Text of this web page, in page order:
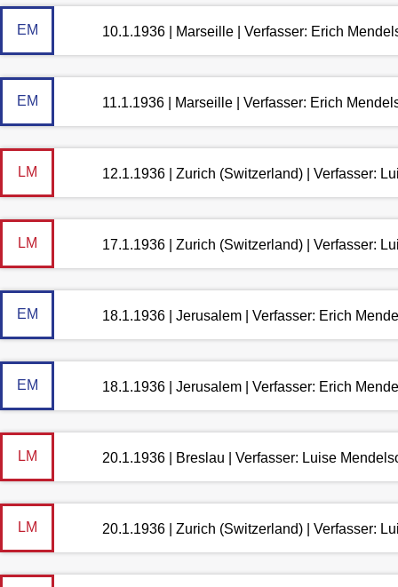
EM 10.1.1936 | Marseille | Verfasser: Erich
EM 11.1.1936 | Marseille | Verfasser: Erich
LM 12.1.1936 | Zurich (Switzerland) | Verfasser:
LM 17.1.1936 | Zurich (Switzerland) | Verfasser:
EM 18.1.1936 | Jerusalem | Verfasser: Erich
EM 18.1.1936 | Jerusalem | Verfasser: Erich
LM 20.1.1936 | Breslau | Verfasser: Luise
LM 20.1.1936 | Zurich (Switzerland) | Verfasser: